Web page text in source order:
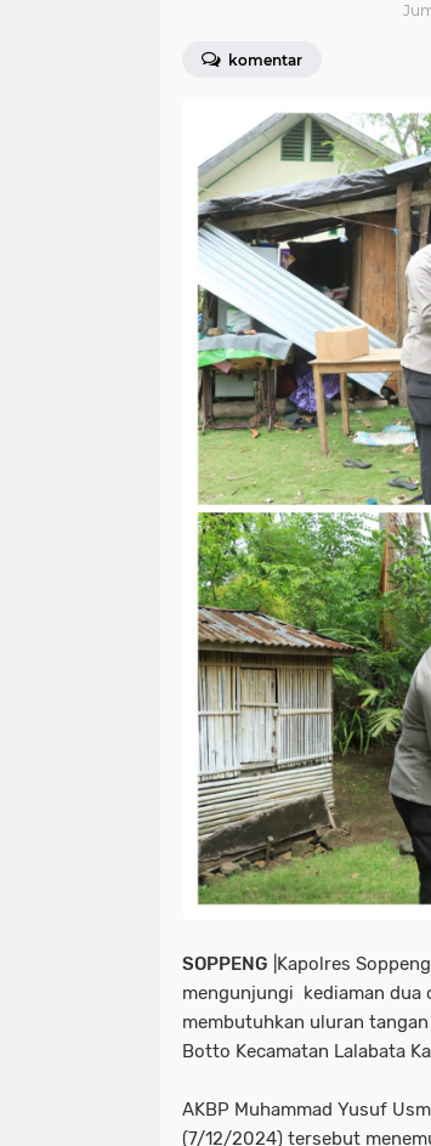
komentar
SOPPENG |Kapolres
mengunjungi kediaman dua
membutuhkan uluran
Botto Kecamatan Lalabata
AKBP Muhammad Yusuf
(7/12/2024) tersebut